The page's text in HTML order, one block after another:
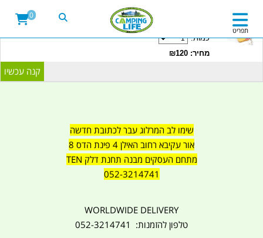
20LITRE WATER CONTAINER WITH TAP
CAMPINGLIFE ISRAEL קמפינג לייף
כמות:
מחיר: ₪120
שימו לב המרלוג עבר לכתובת חדשה
אור עקיבא רחוב האילן 4 פינת הדס 8
מתחם העסקים מבנה תחנת דלק TEN
052-3214741
WORLDWIDE DELIVERY
טלפון להזמנות: 052-3214741
תפריט
0